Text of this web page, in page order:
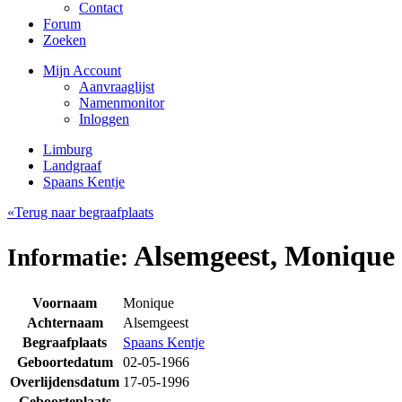
Contact
Forum
Zoeken
Mijn Account
Aanvraaglijst
Namenmonitor
Inloggen
Limburg
Landgraaf
Spaans Kentje
«Terug naar begraafplaats
Informatie: Alsemgeest, Monique
Voornaam
Monique
Achternaam
Alsemgeest
Begraafplaats
Spaans Kentje
Geboortedatum
02-05-1966
Overlijdensdatum 17-05-1996